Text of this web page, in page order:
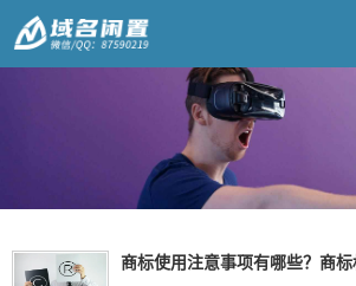
商标使用注意事项有哪些？商标